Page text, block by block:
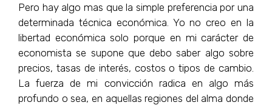
Pero hay algo mas que la simple preferencia por una
determinada técnica económica. Yo no creo en la
libertad económica solo porque en mi carácter de
economista se supone que debo saber algo sobre
precios, tasas de interés, costos o tipos de cambio.
La fuerza de mi convicción radica en algo más
profundo o sea, en aquellas regiones del alma donde